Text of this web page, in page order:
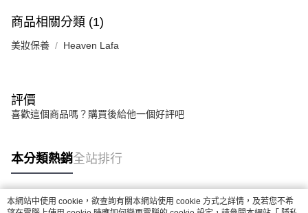
商品相關分類 (1)
美妝保養 Heaven Lafa
評價
喜歡這個商品嗎？購買後給他一個好評吧
本分類熱銷全站排行
本網站中使用 cookie，欲查詢有關本網站使用 cookie 方式之詳情，及若您不希